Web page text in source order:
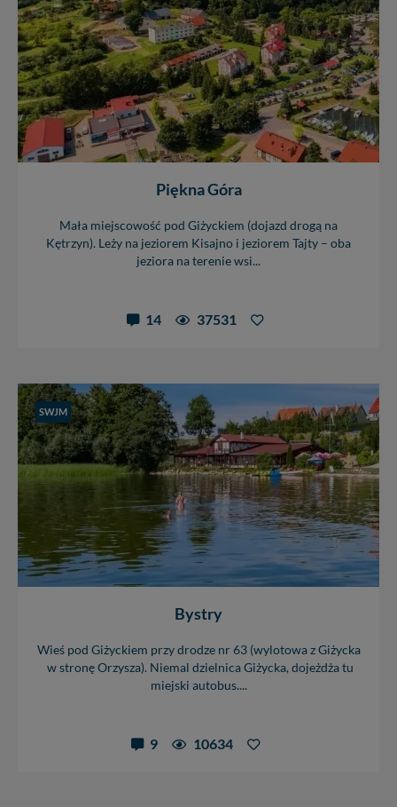
Piękna Góra
Mała miejscowość pod Giżyckiem (dojazd drogą na
Kętrzyn). Leży na jeziorem Kisajno i jeziorem Tajty – oba
jeziora na terenie wsi...
14 37531
SWJM
Bystry
Wieś pod Giżyckiem przy drodze nr 63 (wylotowa z Giżycka
w stronę Orzysza). Niemal dzielnica Giżycka, dojeżdża tu
miejski autobus....
9 10634